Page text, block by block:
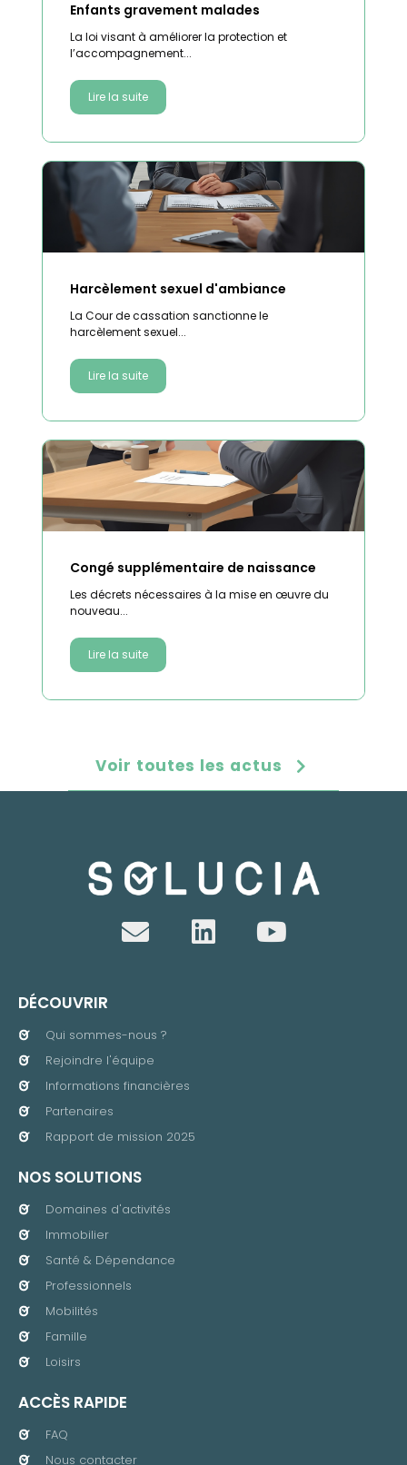
Enfants gravement malades
La loi visant à améliorer la protection et
l’accompagnement...
Lire la suite
Harcèlement sexuel d'ambiance
La Cour de cassation sanctionne le
harcèlement sexuel...
Lire la suite
Congé supplémentaire de naissance
Les décrets nécessaires à la mise en œuvre du
nouveau...
Lire la suite
Voir toutes les actus
DÉCOUVRIR
Qui sommes-nous ?
Rejoindre l'équipe
Informations financières
Partenaires
Rapport de mission 2025
NOS SOLUTIONS
Domaines d'activités
Immobilier
Santé & Dépendance
Professionnels
Mobilités
Famille
Loisirs
ACCÈS RAPIDE
FAQ
Nous contacter